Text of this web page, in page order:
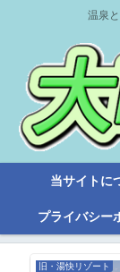
温泉
当サイトに
プライバシー
旧・湯快リゾート